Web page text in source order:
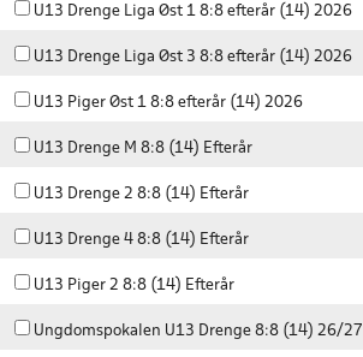
U13 Drenge Liga Øst 1 8:8 efterår (14) 2026
U13 Drenge Liga Øst 3 8:8 efterår (14) 2026
U13 Piger Øst 1 8:8 efterår (14) 2026
U13 Drenge M 8:8 (14) Efterår
U13 Drenge 2 8:8 (14) Efterår
U13 Drenge 4 8:8 (14) Efterår
U13 Piger 2 8:8 (14) Efterår
Ungdomspokalen U13 Drenge 8:8 (14) 26/27